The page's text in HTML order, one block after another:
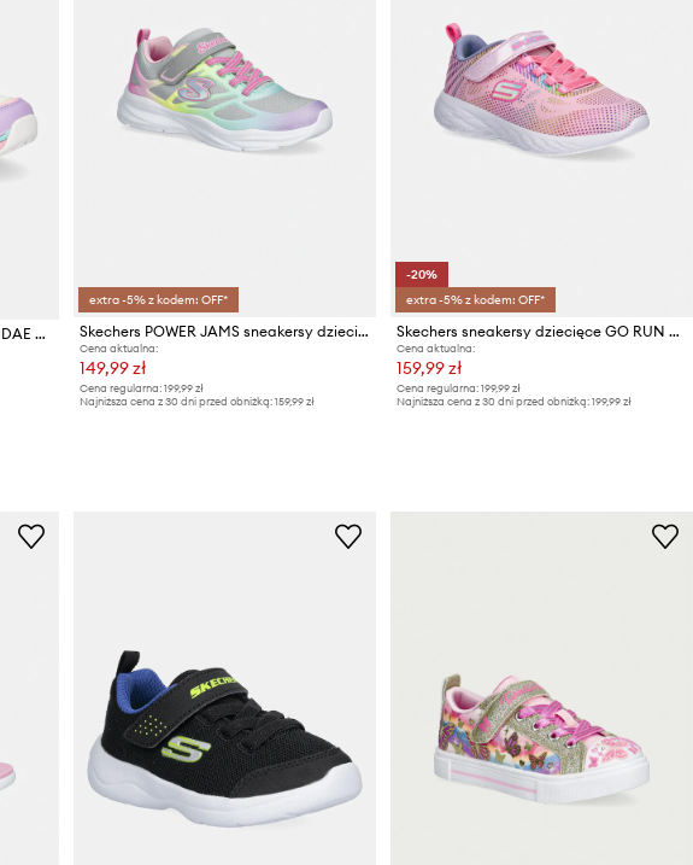
Skechers sneakersy dziecięce SUNDAE SWEETIES
extra -5% z kodem: OFF*
Skechers POWER JAMS sneakersy dziecięce
Cena aktualna:
149,99 zł
Cena regularna: 199,99 zł
Najniższa cena z 30 dni przed obniżką: 159,99 zł
-20%
extra -5% z kodem: OFF*
Skechers sneakersy dziecięce GO RUN 600 - SHIMMER SPEEDER
Cena aktualna:
159,99 zł
Cena regularna: 199,99 zł
Najniższa cena z 30 dni przed obniżką: 199,99 zł